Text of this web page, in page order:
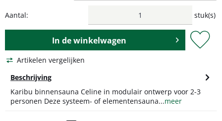
Aantal: stuk(s)
In dewinkelwagen
Artikelen vergelijken
Beschrijving
Karibu binnensauna Celine in modulair ontwerp voor 2-3
personen Deze systeem- of elementensauna...meer